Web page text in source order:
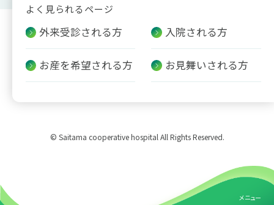
メニュー
よく見られるページ
外来受診される方 入院される方
お産を希望される方 お見舞いされる方
© Saitama cooperative hospital All Rights Reserved.